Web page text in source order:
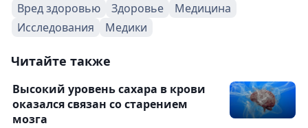
Вред здоровью
Здоровье
Медицина
Исследования
Медики
Читайте также
Высокий уровень сахара в крови
оказался связан со старением
мозга